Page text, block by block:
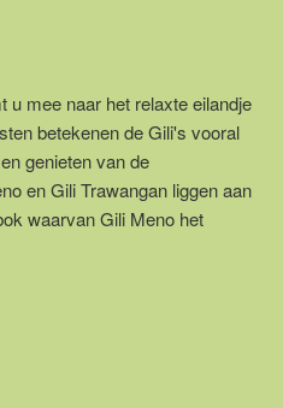
u mee naar het relaxte eilandje
betekenen de Gili's vooral
genieten van de
en Gili Trawangan liggen aan
waarvan Gili Meno het